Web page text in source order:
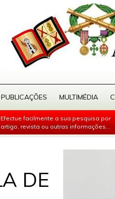
PUBLICAÇÕES MULTIMÉDIA
Efectue facilmente a sua pesquisa por
artigo, revista ou outras informações...
DE